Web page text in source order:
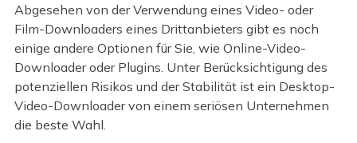
Abgesehen von der Verwendung eines Video- oder
Film-Downloaders eines Drittanbieters gibt es noch
einige andere Optionen für Sie, wie Online-Video-
Downloader oder Plugins. Unter Berücksichtigung des
potenziellen Risikos und der Stabilität ist ein Desktop-
Video-Downloader von einem seriösen Unternehmen
die beste Wahl.